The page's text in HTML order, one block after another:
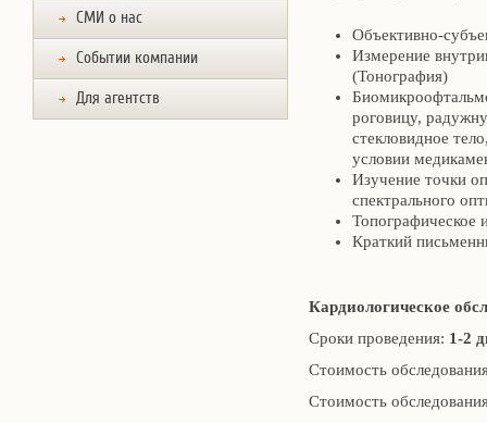
СМИ о нас
Событии компании
Для агентств
Объективно-
Измерение
(Тонография)
роговицу,
стекловидное
условии
Изучение точки
спектрального
Топографическое
Краткий
Кардиологическое
Сроки проведения: 1-2
Стоимость
Стоимость